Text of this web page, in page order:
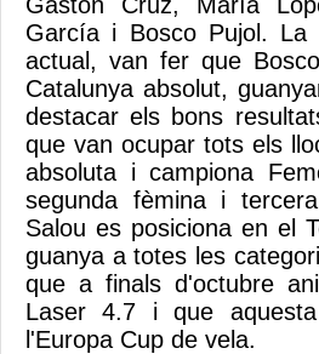
García i Bosco Pujol. La
actual, van fer que
Catalunya absolut,
destacar els bons
que van ocupar tots els
absoluta i campiona
segunda fèmina i
Salou es posiciona en el
guanya a totes les
que a finals d'octubre
Laser 4.7 i que
l'Europa Cup de vela.